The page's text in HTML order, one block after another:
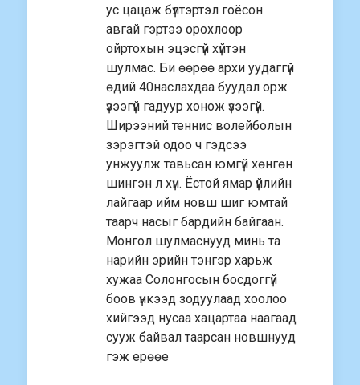
ус цацаж бүлтэртэл гоёсон
авгай гэртээ орохлоор
ойртохын эцэсгүй хүйтэн
шулмас. Би өөрөө архи уудаггүй
өдий 40наслахдаа буудал орж
үзээгүй гадуур хонож үзээгүй.
Ширээний теннис волейболын
зэрэгтэй одоо ч гэдсээ
унжуулж тавьсан юмгүй хөнгөн
шингэн л хүн. Ёстой ямар үйлийн
лайгаар ийм новш шиг юмтай
таарч насыг бардийн байгаан.
Монгол шулмаснууд минь та
нарийн эрийн тэнгэр харьж
хужаа Солонгосын босдоггүй
боов үнкээд зодуулаад хоолоо
хийгээд нусаа хацартаа наагаад
сууж байвал таарсан новшнууд
гэж ерөөе